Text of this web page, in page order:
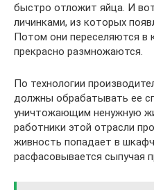
быстро отложит яйца. И
личинками, из которых
Потом они переселяются в
прекрасно размножаются.
По технологии
должны обрабатывать ее
уничтожающим ненужную
работники этой отрасли
живность попадает в
расфасовывается сыпучая